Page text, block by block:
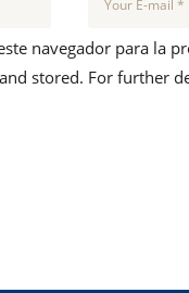
navegador para la
stored. For further